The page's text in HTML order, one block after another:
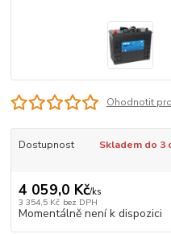
Ohodnotit
Dostupnost Skladem do 3
4 059,0 Kč/ks
3 354,5 Kč bez DPH
Momentálně není k dispozici